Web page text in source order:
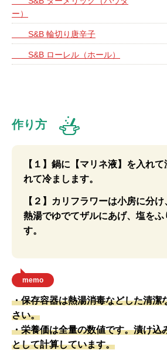
ー）
S&B 輪切り唐辛子
S&B ローレル（ホール）
作り方
【１】鍋に【マリネ液】を入れ
れて冷まします。
【２】カリフラワーは小房に分
熱湯でゆでてザルにあげ、塩をふ
す。
memo
・保存容器は熱湯消毒などした清潔
さい。
・栄養価は全量の数値です。漬け込
として計算しています。